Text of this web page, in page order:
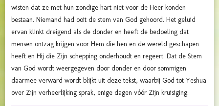
wisten dat ze met hun zondige hart niet voor de Heer konden
bestaan. Niemand had ooit de stem van God gehoord. Het geluid
ervan klinkt dreigend als de donder en heeft de bedoeling dat
mensen ontzag krijgen voor Hem die hen en de wereld geschapen
heeft en Hij die Zijn schepping onderhoudt en regeert. Dat de Stem
van God wordt weergegeven door donder en door sommigen
daarmee verward wordt blijkt uit deze tekst, waarbij God tot Yeshua
over Zijn verheerlijking sprak, enige dagen vóór Zijn kruisiging: